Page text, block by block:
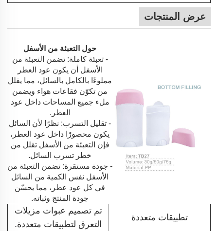
عرض المنتجات
حول التعبئة من الأسفل
- تعبئة كاملة: تضمن التعبئة من
الأسفل أن يكون عود العطر
مملوءًا بالكامل بالسائل، مما يقلل
من تكوّن فقاعات هواء ويضمن
ملء جميع المساحات داخل عود
العطر.
- تقليل التسرب: نظرًا لأن السائل
يكون محصورًا داخل عود العطر،
فإن التعبئة من الأسفل تقلل من
خطر تسرب السائل.
- جودة مستقرة: تضمن التعبئة من
الأسفل نفس الكمية من السائل
في كل عود عطر، مما يحسّن
جودة المنتج وثباته.
تطبيقات متعددة
تم تصميم عبوات مزيلات
التعرق لتطبيقات متعددة.